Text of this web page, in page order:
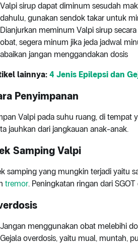
Valpi sirup dapat diminum sesudah
dahulu, gunakan sendok takar untuk
Dianjurkan meminum Valpi sirup
obat, segera minum jika jeda jadwal
abaikan jangan menggandakan dosis
lainnya: 4 Jenis Epilepsi dan
Penyimpanan
Valpi pada suhu ruang, di tempat
jauhkan dari jangkauan anak-anak.
Samping Valpi
samping yang mungkin terjadi yaitu
tremor. Peningkatan ringan dari
Jangan menggunakan obat melebihi
Gejala overdosis, yaitu mual, muntah,